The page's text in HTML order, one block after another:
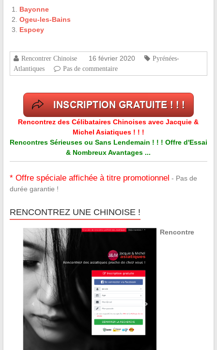
Bayonne
Ogeu-les-Bains
Espoey
Rencontrer Chinoise 16 février 2020
Pyrénées-
Atlantiques
Pas de commentaire
Rencontrez des Célibataires Chinoises avec Jacquie &
Michel Asiatiques ! ! !
Rencontres Sérieuses ou Sans Lendemain ! ! ! Offre d'Essai
& Nombreux Avantages ...
* Offre spéciale affichée à titre promotionnel - Pas de
durée garantie !
RENCONTREZ UNE CHINOISE !
Rencontre